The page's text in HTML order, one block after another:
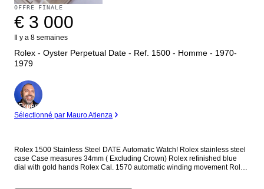
OFFRE FINALE
€ 3 000
Il y a 8 semaines
Rolex - Oyster Perpetual Date - Ref. 1500 - Homme - 1970-
1979
Expert
Sélectionné par Mauro Atienza
Rolex 1500 Stainless Steel DATE Automatic Watch! Rolex stainless steel
case Case measures 34mm ( Excluding Crown) Rolex refinished blue
dial with gold hands Rolex Cal. 1570 automatic winding movement Rolex